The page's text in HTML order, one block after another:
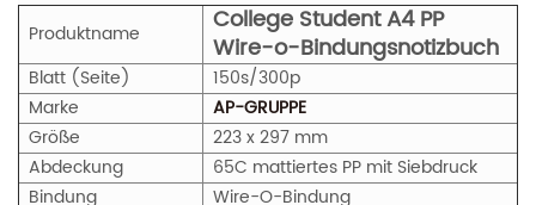
Produktname
College Student A4 PP
Wire-o-Bindungsnotizbuch
Blatt (Seite)
150s/300p
Marke
AP-GRUPPE
Größe
223 x 297 mm
Abdeckung
65C mattiertes PP mit Siebdruck
Bindung
Wire-O-Bindung